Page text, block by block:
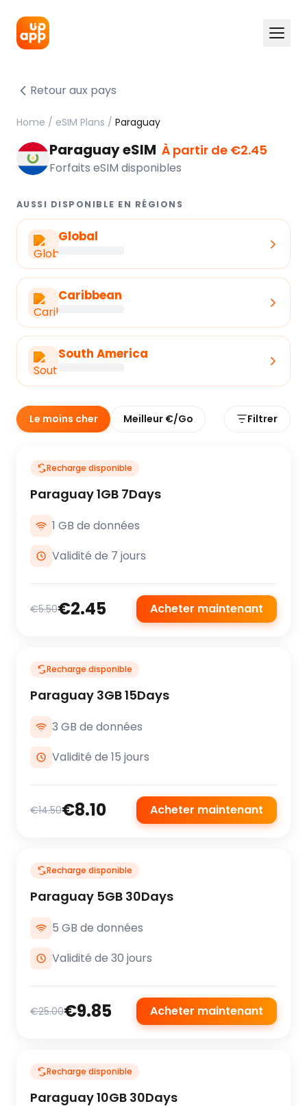
Retour aux pays
Home / eSIM Plans / Paraguay
Paraguay eSIM À partir de €2.45
Forfaits eSIM disponibles
AUSSI DISPONIBLE EN RÉGIONS
Global
Caribbean
South America
Le moins cher Meilleur €/Go Filtrer
Recharge disponible
Paraguay 1GB 7Days
1 GB de données
Validité de 7 jours
€5.50€2.45 Acheter maintenant
Recharge disponible
Paraguay 3GB 15Days
3 GB de données
Validité de 15 jours
€14.50€8.10 Acheter maintenant
Recharge disponible
Paraguay 5GB 30Days
5 GB de données
Validité de 30 jours
€25.00€9.85 Acheter maintenant
Recharge disponible
Paraguay 10GB 30Days